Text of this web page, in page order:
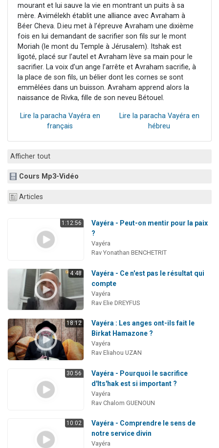
mourant et lui sauve la vie en montrant un puits à sa
mère. Avimélekh établit une alliance avec Avraham à
Béer Cheva. D.ieu met à l’épreuve Avraham une dixième
fois en lui demandant de sacrifier son fils sur le mont
Moriah (le mont du Temple à Jérusalem). Itshak est
ligoté, placé sur l’autel et Avraham lève sa main pour le
sacrifier. La voix d’un ange l’arrête et Avraham sacrifie, à
la place de son fils, un bélier dont les cornes se sont
emmêlées dans un buisson. Avraham apprend alors la
naissance de Rivka, fille de son neveu Bétouel.
Lire la paracha Vayéra en
français
Lire la paracha Vayéra en
hébreu
Afficher tout
Cours Mp3-Vidéo
Articles
1:12:56
Vayéra - Peut-on mentir pour la paix
?
Vayéra
Rav Yonathan BENCHETRIT
4:48
Vayéra - Ce n'est pas le résultat qui
compte
Vayéra
Rav Elie DREYFUS
18:12
Vayéra : Les anges ont-ils fait le
Birkat Hamazone ?
Vayéra
Rav Eliahou UZAN
30:56
Vayéra - Pourquoi le sacrifice
d'Its'hak est si important ?
Vayéra
Rav Chalom GUENOUN
10:02
Vayéra - Comprendre le sens de
notre service divin
Vayéra